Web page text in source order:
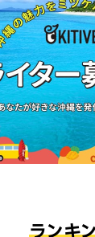
ランキ